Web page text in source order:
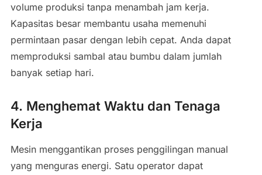
volume produksi tanpa menambah jam kerja.
Kapasitas besar membantu usaha memenuhi
permintaan pasar dengan lebih cepat. Anda dapat
memproduksi sambal atau bumbu dalam jumlah
banyak setiap hari.
4. Menghemat Waktu dan Tenaga
Kerja
Mesin menggantikan proses penggilingan manual
yang menguras energi. Satu operator dapat